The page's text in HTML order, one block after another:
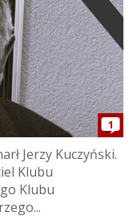
1
Jerzy Kuczyński.
Klubu
Klubu